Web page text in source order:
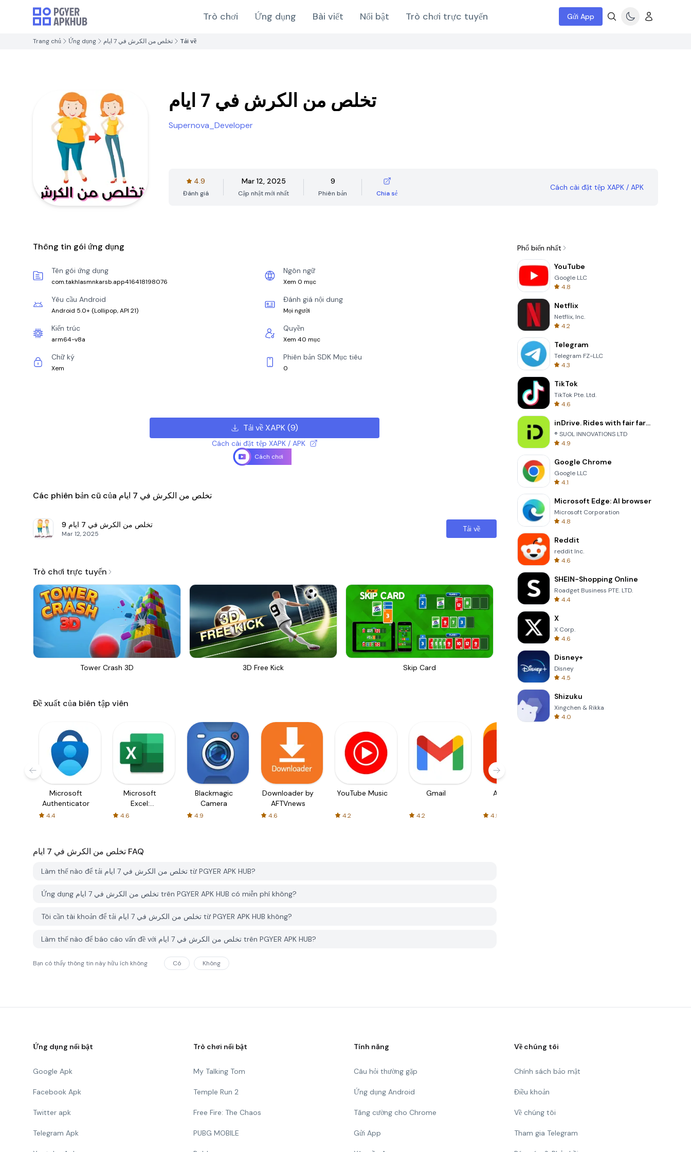
Trò chơi Ứng dụng Bài viết Nổi bật Trò chơi trực tuyến Gửi App
Trang chủ Ứng dụng تخلص من الكرش في 7 ايام Tải về
تخلص من الكرش في 7 ايام
Supernova_Developer
4.9
Đánh giá
Mar 12, 2025
Cập nhật mới nhất
9
Phiên bản Chia sẻ
Cách cài đặt tệp XAPK / APK
Thông tin gói ứng dụng
Tên gói ứng dụng
com.takhlasmnkarsb.app416418198076
Ngôn ngữ
Xem 0 mục
Yêu cầu Android
Android 5.0+ (Lollipop, API 21)
Đánh giá nội dung
Mọi người
Kiến trúc
arm64-v8a
Quyền
Xem 40 mục
Chữ ký
Xem
Phiên bản SDK Mục tiêu
0
Tải về XAPK(9)
Cách cài đặt tệp XAPK / APK
Cách chơi
Các phiên bản cũ của تخلص من الكرش في 7 ايام
تخلص من الكرش في 7 ايام 9
Mar 12, 2025
Tải về
Trò chơi trực tuyến
Tower Crash 3D 3D Free Kick Skip Card Garden Bloom
Đề xuất của biên tập viên
Microsoft
Authenticator
4.4
Microsoft
Excel:
Spreadsheets
4.6
Blackmagic
Camera
4.9
Downloader by
AFTVnews
4.6
YouTube Music
4.2
Gmail
4.2
AliExpress
4.5
تخلص من الكرش في 7 ايام FAQ
Làm thế nào để tải تخلص من الكرش في 7 ايام từ PGYER APK HUB?
Ứng dụng تخلص من الكرش في 7 ايام trên PGYER APK HUB có miễn phí không?
Tôi cần tài khoản để tải تخلص من الكرش في 7 ايام từ PGYER APK HUB không?
Làm thế nào để báo cáo vấn đề với تخلص من الكرش في 7 ايام trên PGYER APK HUB?
Bạn có thấy thông tin này hữu ích không Có Không
Phổ biến nhất
YouTube
Google LLC
4.8
Netflix
Netflix, Inc.
4.2
Telegram
Telegram FZ-LLC
4.3
TikTok
TikTok Pte. Ltd.
4.6
inDrive. Rides with fair fares
® SUOL INNOVATIONS LTD
4.9
Google Chrome
Google LLC
4.1
Microsoft Edge: AI browser
Microsoft Corporation
4.8
Reddit
reddit Inc.
4.6
SHEIN-Shopping Online
Roadget Business PTE. LTD.
4.4
X
X Corp.
4.6
Disney+
Disney
4.5
Shizuku
Xingchen & Rikka
4.0
Ứng dụng nổi bật
Google Apk
Facebook Apk
Twitter apk
Telegram Apk
Trò chơi nổi bật
My Talking Tom
Temple Run 2
Free Fire: The Chaos
PUBG MOBILE
Tính năng
Câu hỏi thường gặp
Ứng dụng Android
Tăng cường cho Chrome
Gửi App
Về chúng tôi
Chính sách bảo mật
Điều khoản
Về chúng tôi
Tham gia Telegram